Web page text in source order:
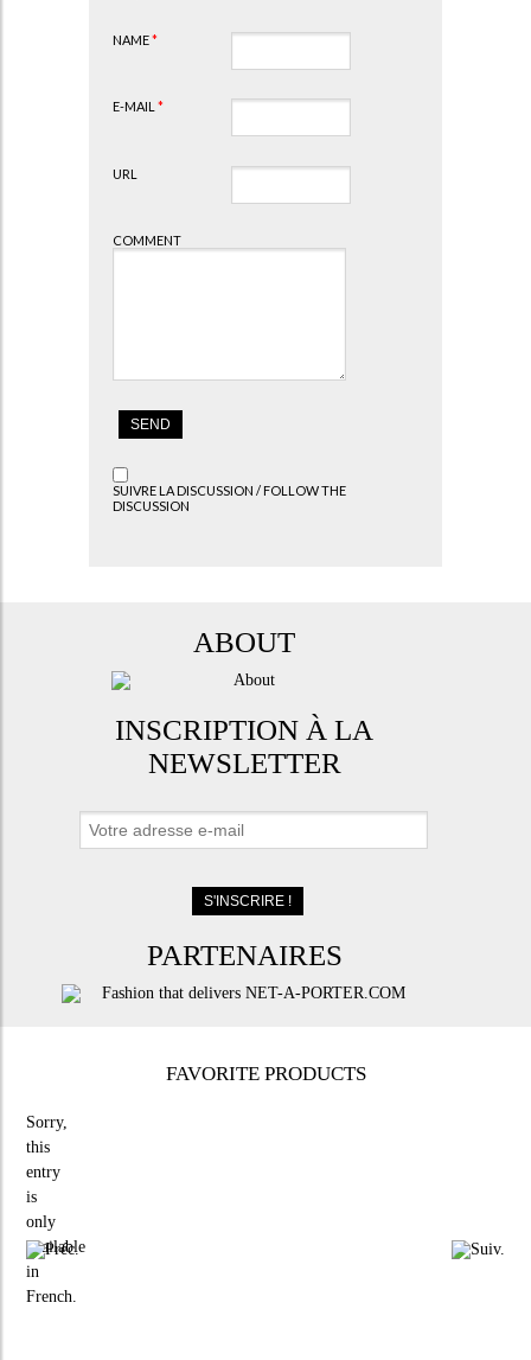
NAME*
E-MAIL *
URL
COMMENT
SUIVRE LA DISCUSSION / FOLLOW THE
DISCUSSION
ABOUT
INSCRIPTION À LA
NEWSLETTER
PARTENAIRES
FAVORITE PRODUCTS
Sorry,
this
entry
is
only
available
in
French